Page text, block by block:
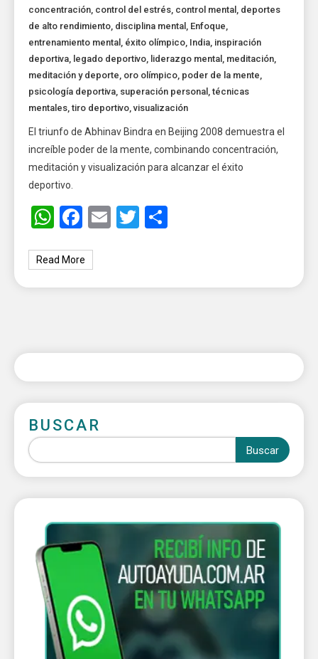
concentración control del estrés control mental
deportes
de alto rendimiento disciplina mental Enfoque
entrenamiento mental
éxito olímpico India inspiración
deportiva
legado deportivo liderazgo mental meditación
meditación y deporte oro olímpico poder de la mente
psicología deportiva superación personal ,técnicas
mentales ,tiro deportivo ,visualización
El triunfo de Abhinav Bindra en Beijing 2008 demuestra el
increíble poder de la mente, combinando concentración,
meditación y visualización para alcanzar el éxito
deportivo.
WhatsApp
Facebook
EmailTwitter
Read More
BUSCAR
Buscar